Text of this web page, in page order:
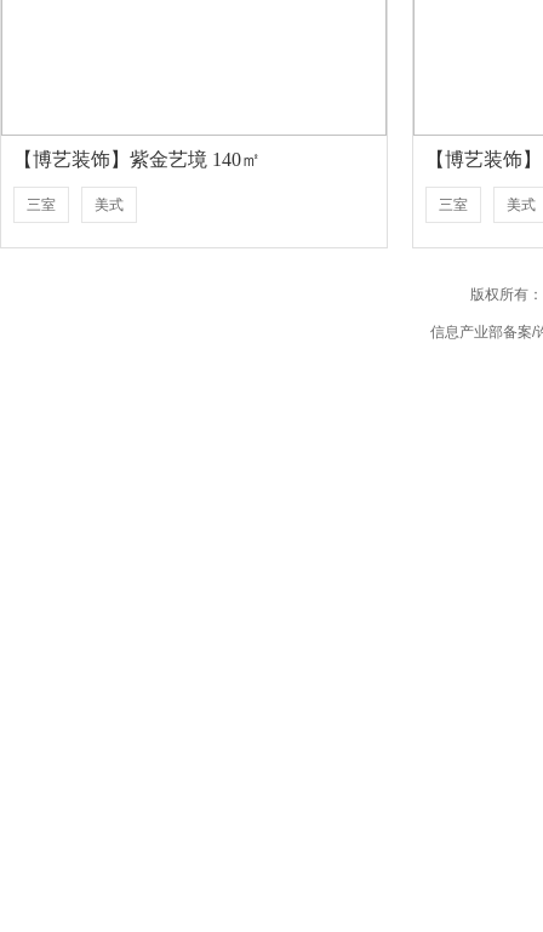
【博艺装饰】紫金艺境 140㎡
三室 美式
【博艺装饰
三室 美式
版权所有
信息产业部备案/